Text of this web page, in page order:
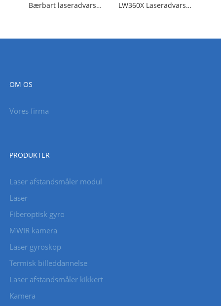
Bærbart laseradvarselssystem LWS LW360X Laseradvarselssystem 360° detektion
OM OS
Vores firma
PRODUKTER
Laser afstandsmåler modul
Laser
Fiberoptisk gyro
MWIR kamera
Laser gyroskop
Termisk billeddannelse
Laser afstandsmåler kikkert
Kamera